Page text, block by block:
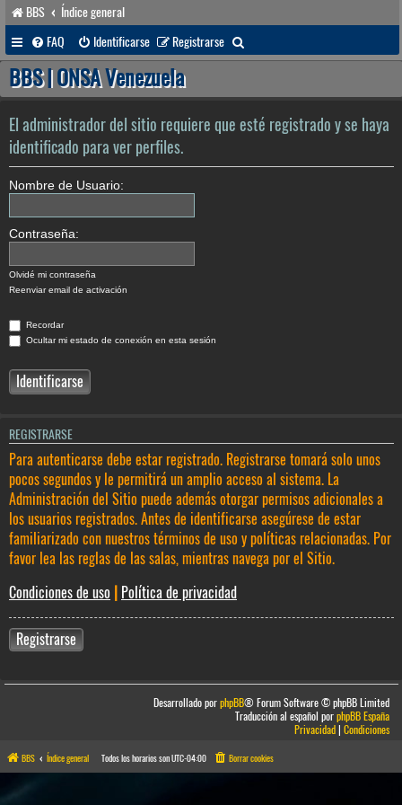
BBS
Índice general
FAQ
Identificarse Registrarse
u
r
BBS | ONSA Venezuela
El administrador del sitio requiere que esté registrado y se haya
identificado para ver perfiles.
Nombre de Usuario:
Contraseña:
Olvidé mi contraseña
Reenviar email de activación
Recordar
Ocultar mi estado de conexión en esta sesión
REGISTRARSE
Para autenticarse debe estar registrado. Registrarse tomará solo unos
pocos segundos y le permitirá un amplio acceso al sistema. La
Administración del Sitio puede además otorgar permisos adicionales a
los usuarios registrados. Antes de identificarse asegúrese de estar
familiarizado con nuestros términos de uso y políticas relacionadas. Por
favor lea las reglas de las salas, mientras navega por el Sitio.
Condiciones de uso
Política de privacidad
Registrarse
Desarrollado porphpBB® Forum Software © phpBB Limited
Traducción al español porphpBB España
Privacidad|Condiciones
BBS Índice general Todos los horarios sonUTC-04:00 Borrar cookies